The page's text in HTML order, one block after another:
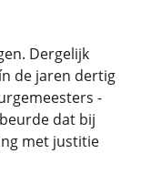
Dergelijk
de jaren dertig
-
dat bij
met justitie